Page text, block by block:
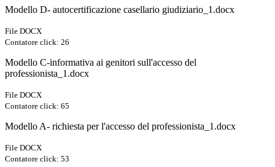
Modello D- autocertificazione casellario giudiziario_1.docx
File DOCX
Contatore click: 26
Modello C-informativa ai genitori sull'accesso del
professionista_1.docx
File DOCX
Contatore click: 65
Modello A- richiesta per l'accesso del professionista_1.docx
File DOCX
Contatore click: 53